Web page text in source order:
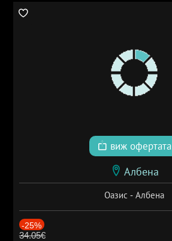
виж офертата
Албена
Оазис - Албена
-25%
34.05€